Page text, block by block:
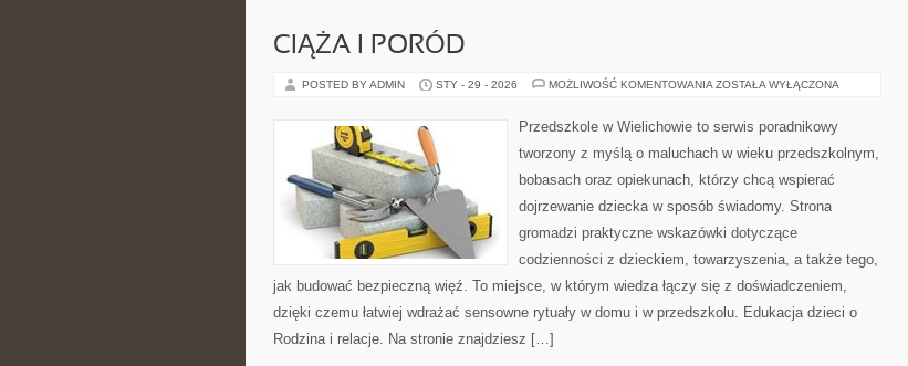
CIĄŻA I PORÓD
POSTED BY ADMIN STY - 29 - 2026 MOŻLIWOŚĆ KOMENTOWANIA CIĄŻA
ZOSTAŁA WYŁĄCZONA
Przedszkole w Wielichowie to serwis poradnikowy
tworzony z myślą o maluchach w wieku przedszkolnym,
bobasach oraz opiekunach, którzy chcą wspierać
dojrzewanie dziecka w sposób świadomy. Strona
gromadzi praktyczne wskazówki dotyczące
codzienności z dzieckiem, towarzyszenia, a także tego,
jak budować bezpieczną więź. To miejsce, w którym wiedza łączy się z doświadczeniem,
dzięki czemu łatwiej wdrażać sensowne rytuały w domu i w przedszkolu. Edukacja dzieci o
Rodzina i relacje. Na stronie znajdziesz […]